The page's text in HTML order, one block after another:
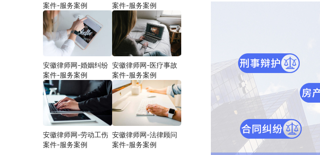
案件-服务案例
案件-服务案例
安徽律师网-婚姻纠纷
案件-服务案例
安徽律师网-医疗事故
案件-服务案例
安徽律师网-劳动工伤
案件-服务案例
安徽律师网-法律顾问
案件-服务案例